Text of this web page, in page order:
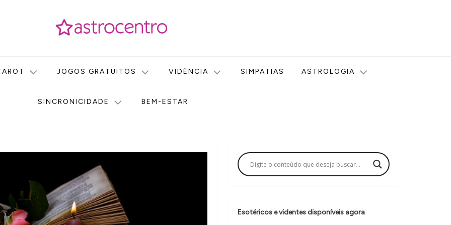
JOGOS GRATUITOS VIDÊNCIA SIMPATIAS ASTROLOGIA
SINCRONICIDADE BEM-ESTAR
Esotéricos e videntes disponíveis agora